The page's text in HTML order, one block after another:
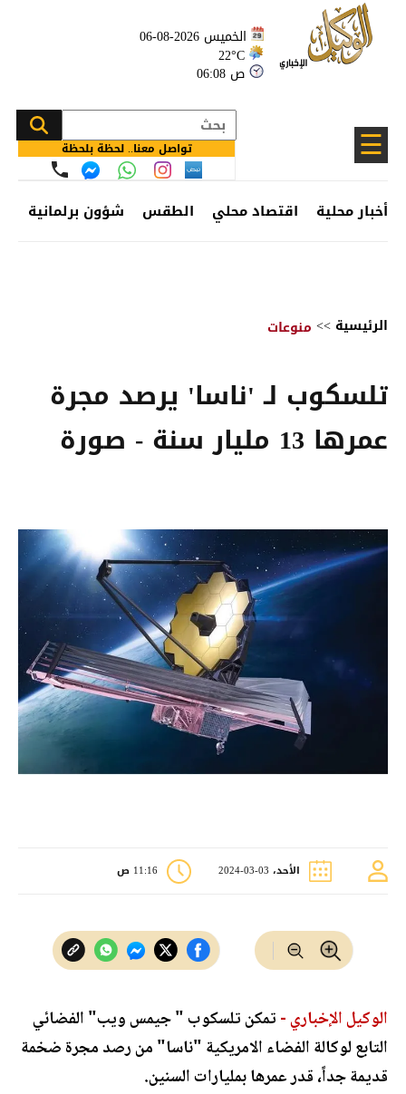
الخميس 2026-08-06
22°C
06:08 ص
☰ تواصل معنا.. لحظة بلحظة
أخبار محلية اقتصاد محلي الطقس شؤون برلمانية
الرئيسية >> منوعات
تلسكوب لـ 'ناسا' يرصد مجرة
عمرها 13 مليار سنة - صورة
الأحد، 03-03-2024 11:16 ص
الوكيل الإخباري -تمكن تلسكوب " جيمس ويب" الفضائي
التابع لوكالة الفضاء الامريكية "ناسا" من رصد مجرة ضخمة
قديمة جداً، قدر عمرها بمليارات السنين.